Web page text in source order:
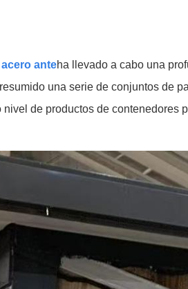
anteha llevado a cabo una
una serie de conjuntos de
de productos de contenedores